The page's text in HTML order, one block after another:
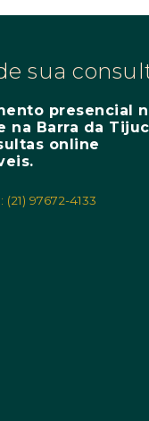
sua
presencial
na Barra da
online
97672-4133